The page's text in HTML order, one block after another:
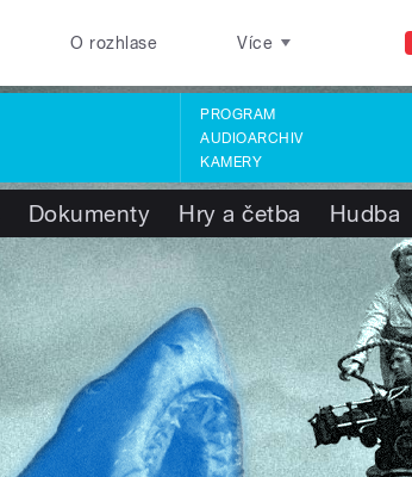
O rozhlase Více
PROGRAM
AUDIOARCHIV
KAMERY
Dokumenty Hry a četba Hudba